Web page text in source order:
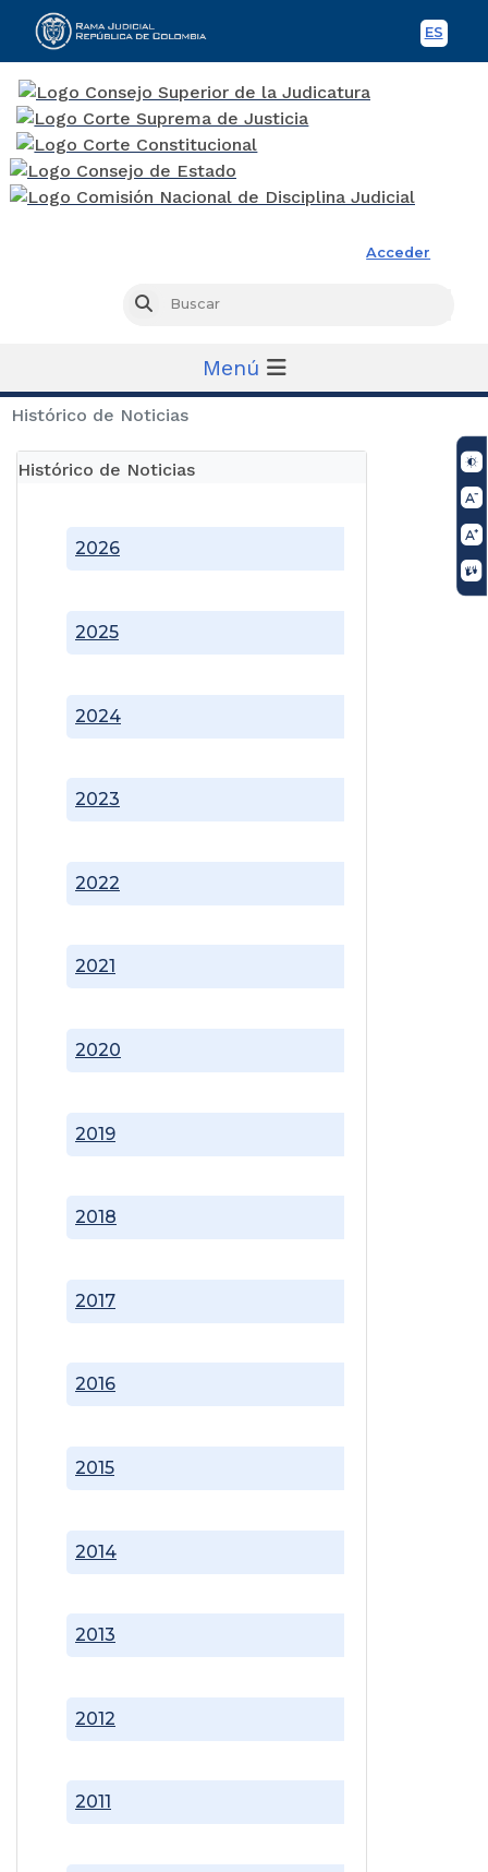
ES
Acceder
Buscar
Menú
Histórico de Noticias
Histórico de Noticias
2011
2012
2013
2014
2015
2016
2017
2018
2019
2020
2021
2022
2023
2024
2025
2026